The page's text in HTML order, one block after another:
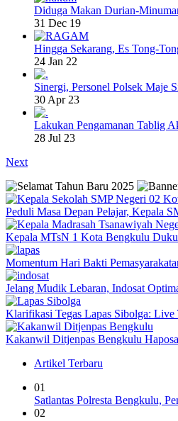
Diduga Makan Durian-
31 Dec 19
Hingga Sekarang, Es Tong-
24 Jan 22
Sinergi, Personel Polsek Maje
30 Apr 23
Lakukan Pengamanan Tablig
28 Jul 23
Next
Peduli Masa Depan Pelajar, Kepala
Kepala MTsN 1 Kota Bengkulu
Momentum Hari Bakti
Jelang Mudik Lebaran, Indosat
Klarifikasi Tegas Lapas Sibolga:
Kakanwil Ditjenpas Bengkulu
Artikel Terbaru
01
Satlantas Polresta Bengkulu,
02